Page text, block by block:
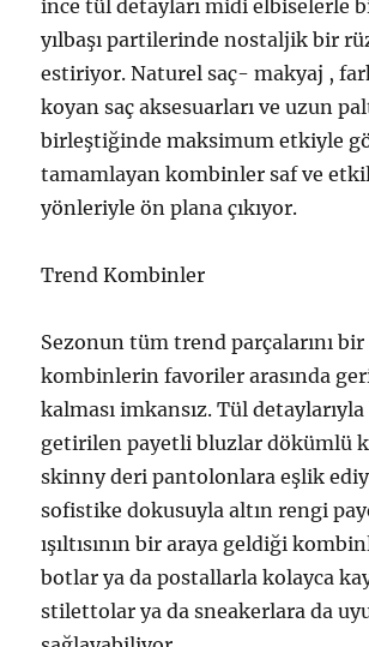
ince tül detayları midi elbiselerle
yılbaşı partilerinde nostaljik bir
estiriyor. Naturel saç- makyaj ,
koyan saç aksesuarları ve uzun
birleştiğinde maksimum etkiyle
tamamlayan kombinler saf ve
yönleriyle ön plana çıkıyor.
Trend Kombinler
Sezonun tüm trend parçalarını
kombinlerin favoriler arasında
kalması imkansız. Tül
getirilen payetli bluzlar dökümlü
skinny deri pantolonlara eşlik
sofistike dokusuyla altın rengi
ışıltısının bir araya geldiği
botlar ya da postallarla kolayca
stilettolar ya da sneakerlara da